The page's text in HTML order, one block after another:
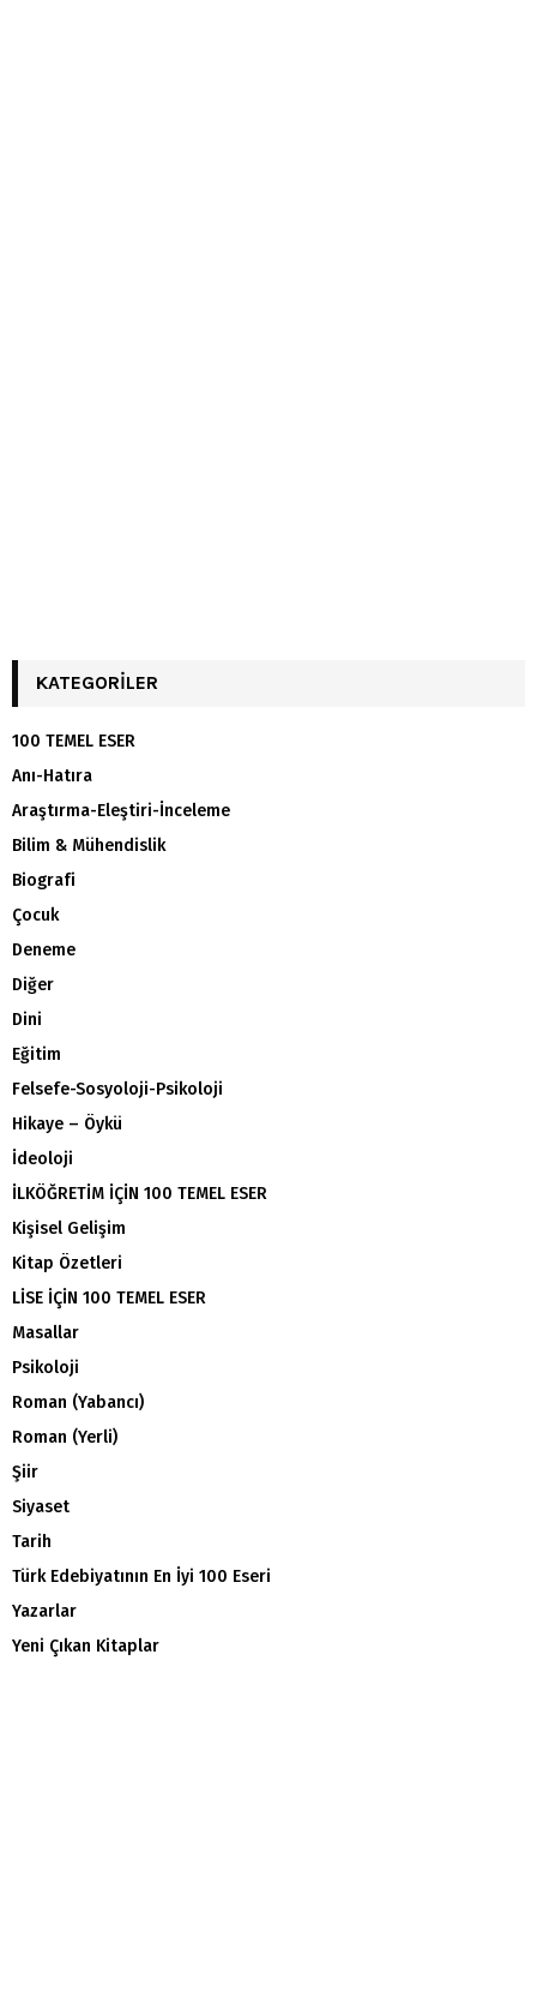
KATEGORILER
100 TEMEL ESER
Anı-Hatıra
Araştırma-Eleştiri-İnceleme
Bilim & Mühendislik
Biografi
Çocuk
Deneme
Diğer
Dini
Eğitim
Felsefe-Sosyoloji-Psikoloji
Hikaye – Öykü
İdeoloji
İLKÖĞRETİM İÇİN 100 TEMEL ESER
Kişisel Gelişim
Kitap Özetleri
LİSE İÇİN 100 TEMEL ESER
Masallar
Psikoloji
Roman (Yabancı)
Roman (Yerli)
Şiir
Siyaset
Tarih
Türk Edebiyatının En İyi 100 Eseri
Yazarlar
Yeni Çıkan Kitaplar